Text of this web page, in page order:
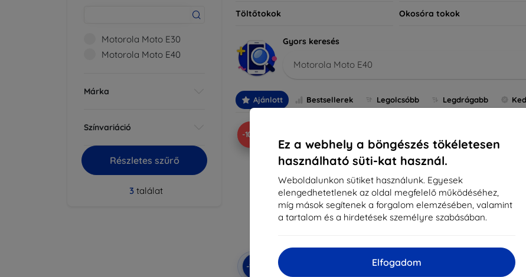
Ez a webhely a böngészés tökéletesen
használható süti-kat használ.
Weboldalunkon sütiket használunk. Egyesek
elengedhetetlenek az oldal megfelelő működéséhez,
míg mások segítenek a forgalom elemzésében, valamint
a tartalom és a hirdetések személyre szabásában.
Elfogadom
Motorola Moto E30
Motorola Moto E40
Márka
Színvariáció
Részletes szűrő
3találat
Töltőtokok Okosóra tokok
Gyors keresés
Motorola Moto E40
Ajánlott Bestsellerek Legolcsóbb Legdrágabb
-10%
-10%
Kedvezmény
kuponnal
-10%
Kedvezmény
-10%